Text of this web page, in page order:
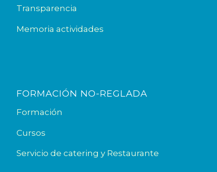
Transparencia
Memoria actividades
FORMACIÓN NO-REGLADA
Formación
Cursos
Servicio de catering y Restaurante